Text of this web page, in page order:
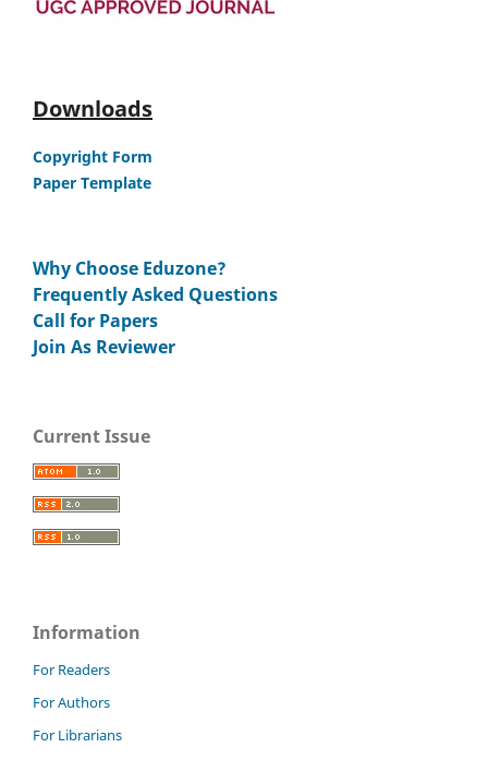
Downloads
Copyright Form
Paper Template
Why Choose Eduzone?
Frequently Asked Questions
Call for Papers
Join As Reviewer
Current Issue
Information
For Readers
For Authors
For Librarians